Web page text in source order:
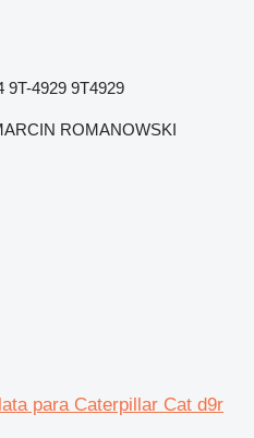
9T-4929 9T4929
ROMANOWSKI
para Caterpillar Cat d9r